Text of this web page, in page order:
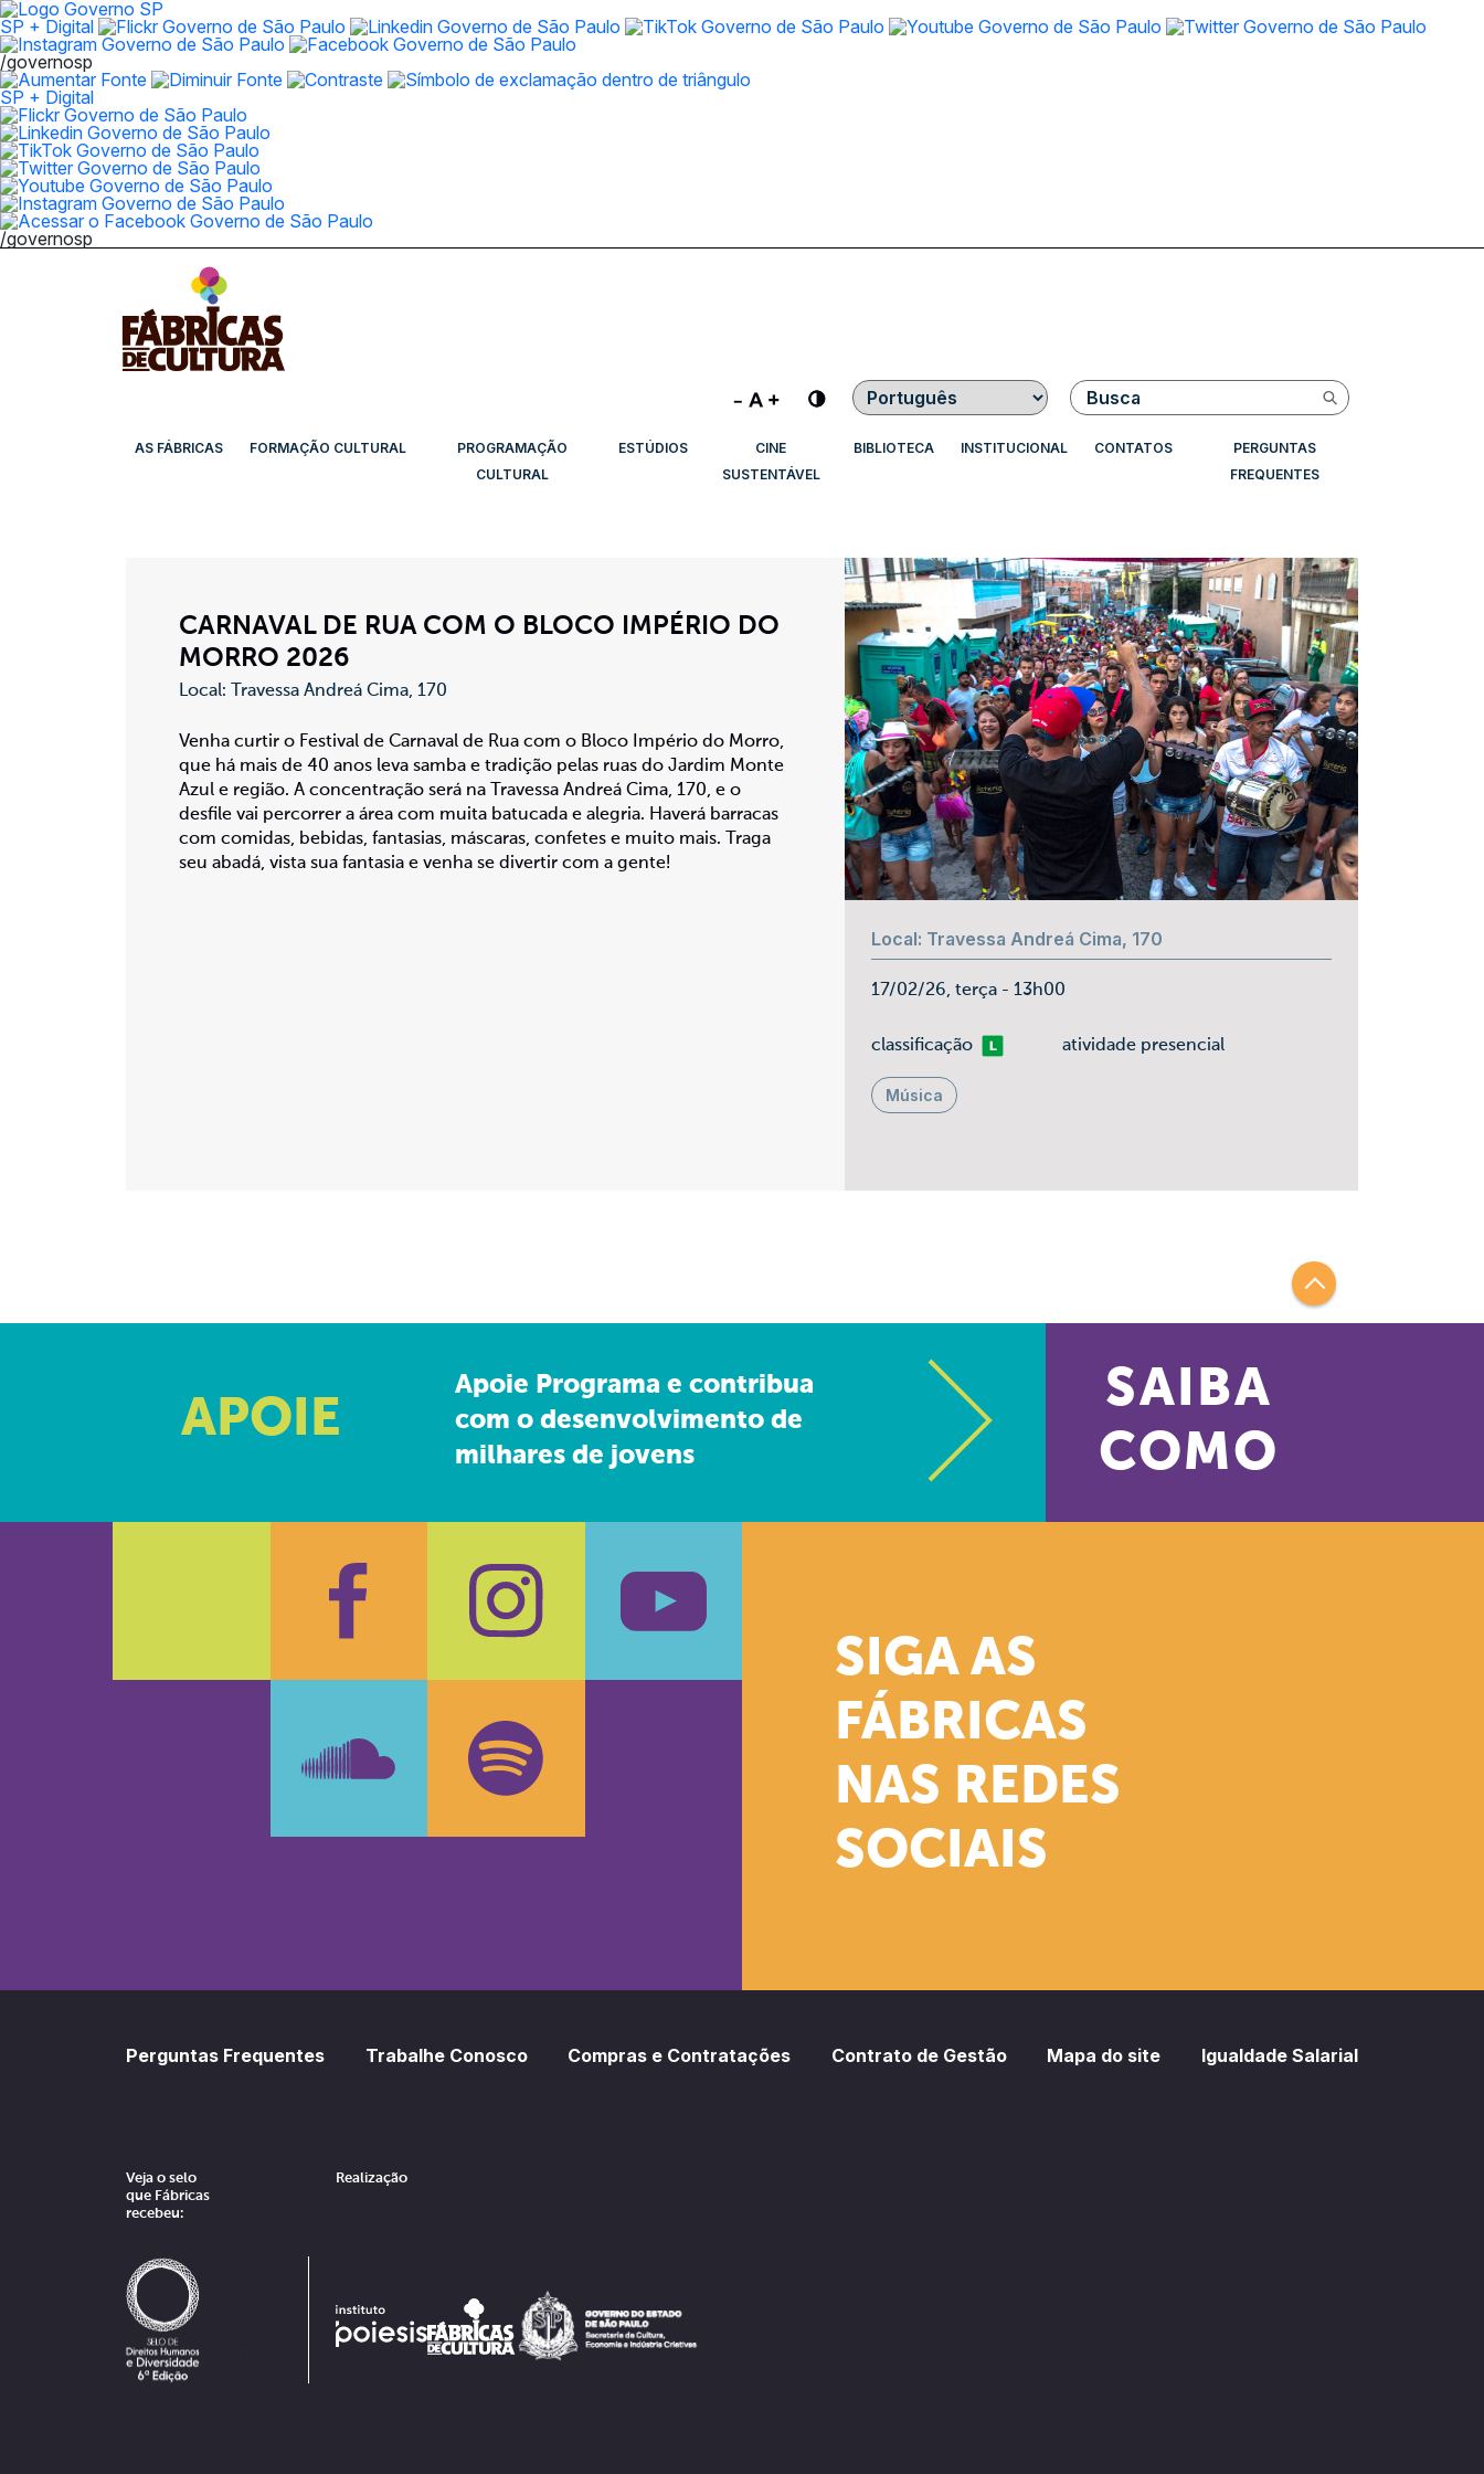
SP + Digital
/governosp
SP + Digital
/governosp
Contraste Buscar
AS FÁBRICAS FORMAÇÃO CULTURAL
PROGRAMAÇÃO
CULTURAL
ESTÚDIOS
CINE
SUSTENTÁVEL
BIBLIOTECA INSTITUCIONAL CONTATOS
PERGUNTAS
FREQUENTES
CARNAVAL DE RUA COM O BLOCO IMPÉRIO DO
MORRO 2026
Local: Travessa Andreá Cima, 170
Venha curtir o Festival de Carnaval de Rua com o Bloco Império do Morro,
que há mais de 40 anos leva samba e tradição pelas ruas do Jardim Monte
Azul e região. A concentração será na Travessa Andreá Cima, 170, e o
desfile vai percorrer a área com muita batucada e alegria. Haverá barracas
com comidas, bebidas, fantasias, máscaras, confetes e muito mais. Traga
seu abadá, vista sua fantasia e venha se divertir com a gente!
Local: Travessa Andreá Cima, 170
17/02/26, terça - 13h00
classificaçãoLivre atividade presencial
Música
APOIE
Apoie Programa e contribua
com o desenvolvimento de
milhares de jovens
SAIBA
COMO
SIGA AS
FÁBRICAS
NAS REDES
SOCIAIS
FacebookInstagram
Perguntas Frequentes Trabalhe Conosco Compras e Contratações Contrato de Gestão Mapa do site Igualdade Salarial
Veja o selo
que Fábricas
recebeu:
Realização